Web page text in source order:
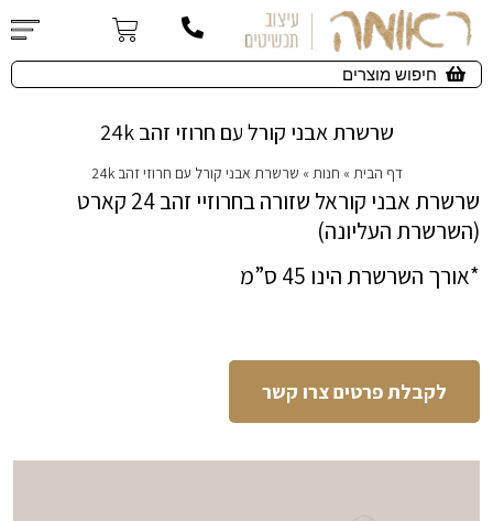
שרשרת אבני קורל עם חרוזי זהב 24k
דף הבית » חנות » שרשרת אבני קורל עם חרוזי זהב 24k
שרשרת אבני קוראל שזורה בחרוזיי זהב 24 קארט
(השרשרת העליונה)
*אורך השרשרת הינו 45 ס”מ
לקבלת פרטים צרו קשר